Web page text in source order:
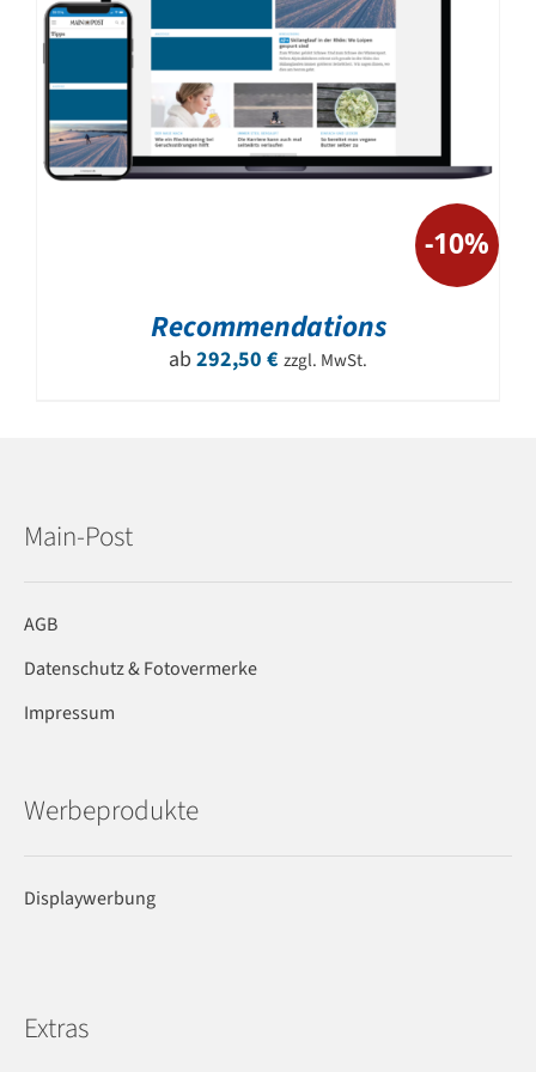
-10%
Recommendations
ab 292,50 € zzgl. MwSt.
Main-Post
AGB
Datenschutz & Fotovermerke
Impressum
Werbeprodukte
Displaywerbung
Extras